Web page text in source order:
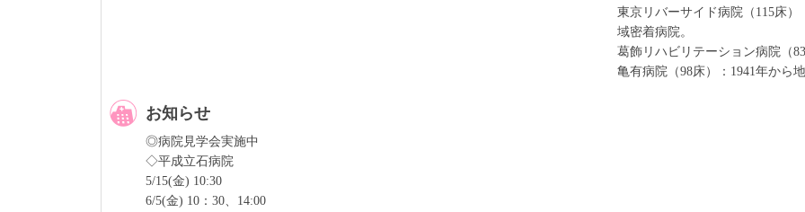
東京リバーサイド病院（115床
域密着病院。
葛飾リハビリテーション病院（
亀有病院（98床）：1941年から
お知らせ
◎病院見学会実施中
◇平成立石病院
5/15(金) 10:30
6/5(金) 10：30、14:00